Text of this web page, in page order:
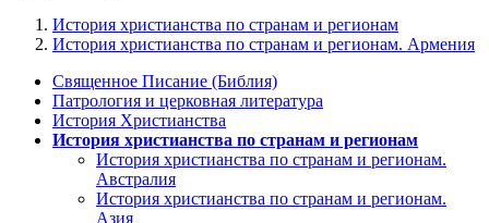
История христианства по странам и регионам
История христианства по странам и регионам. Армения
Священное Писание (Библия)
Патрология и церковная литература
История Христианства
История христианства по странам и регионам
История христианства по странам и регионам.
Австралия
История христианства по странам и регионам.
Азия